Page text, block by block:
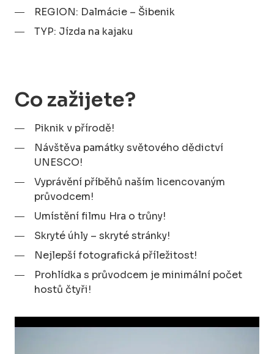
REGION: Dalmácie – Šibenik
TYP: Jízda na kajaku
Co zažijete?
Piknik v přírodě!
Návštěva památky světového dědictví
UNESCO!
Vyprávění příběhů naším licencovaným
průvodcem!
Umístění filmu Hra o trůny!
Skryté úhly – skryté stránky!
Nejlepší fotografická příležitost!
Prohlídka s průvodcem je minimální počet
hostů čtyři!